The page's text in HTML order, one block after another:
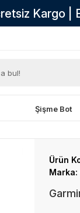
Kargo
Şişme Bot
Ürün
Marka: